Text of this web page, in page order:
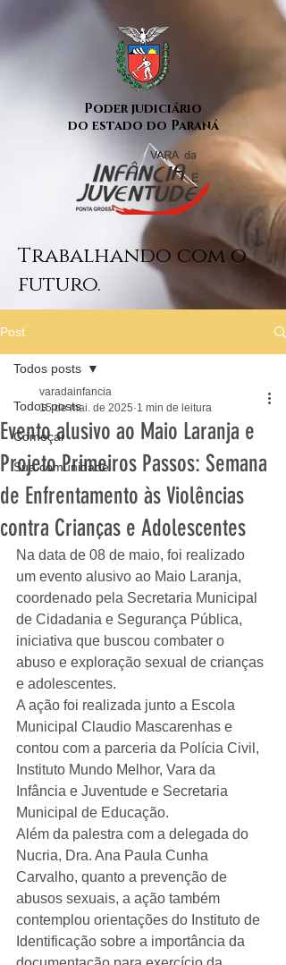
Poder judiciário
do estado do Paraná
Trabalhando com o
futuro.
Post
Todos posts
Começar
Sua comunidade
Todos posts
Evento alusivo ao Maio Laranja e
Projeto Primeiros Passos: Semana
de Enfrentamento às Violências
contra Crianças e Adolescentes
varadainfancia
15 de mai. de 2025 1 min de leitura
Na data de 08 de maio, foi realizado
um evento alusivo ao Maio Laranja,
coordenado pela Secretaria Municipal
de Cidadania e Segurança Pública,
iniciativa que buscou combater o
abuso e exploração sexual de crianças
e adolescentes.
A ação foi realizada junto a Escola
Municipal Claudio Mascarenhas e
contou com a parceria da Polícia Civil,
Instituto Mundo Melhor, Vara da
Infância e Juventude e Secretaria
Municipal de Educação.
Além da palestra com a delegada do
Nucria, Dra. Ana Paula Cunha
Carvalho, quanto a prevenção de
abusos sexuais, a ação também
contemplou orientações do Instituto de
Identificação sobre a importância da